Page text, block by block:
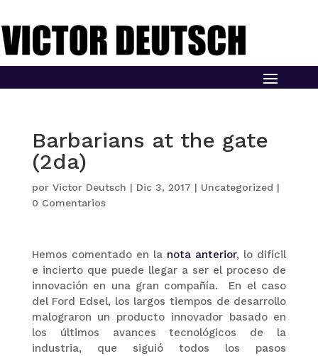
Barbarians at the gate
(2da)
por Victor Deutsch | Dic 3, 2017 | Uncategorized |
0 Comentarios
Hemos comentado en la nota anterior, lo difícil
e incierto que puede llegar a ser el proceso de
innovación en una gran compañía. En el caso
del Ford Edsel, los largos tiempos de desarrollo
malograron un producto innovador basado en
los últimos avances tecnológicos de la
industria, que siguió todos los pasos